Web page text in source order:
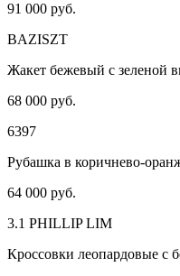
91 000 руб.
BAZISZT
Жакет бежевый с зеленой
68 000 руб.
6397
Рубашка в коричнево-
64 000 руб.
3.1 PHILLIP LIM
Кроссовки леопардовые с